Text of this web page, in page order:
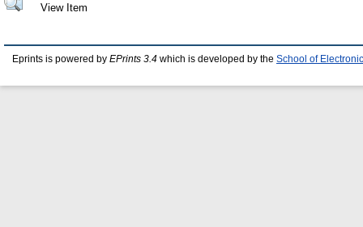
View Item
Eprints is powered by EPrints 3.4 which is developed by the School of